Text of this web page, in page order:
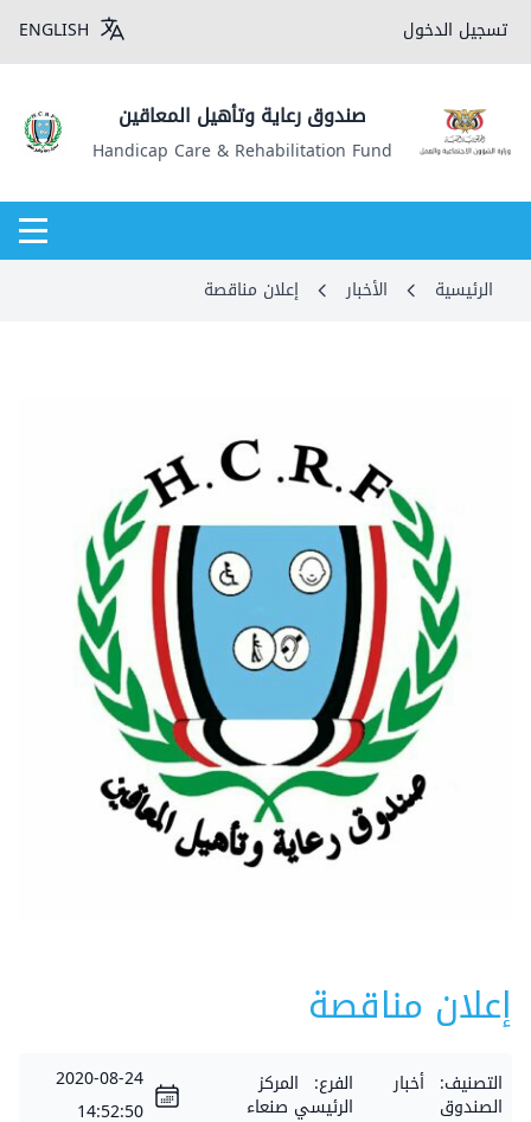
تسجيل الدخول ENGLISH
صندوق رعاية وتأهيل المعاقين
Handicap Care & Rehabilitation Fund
الرئيسية الأخبار إعلان مناقصة
إعلان مناقصة
التصنيف: أخبار
الصندوق
الفرع: المركز
الرئيسي صنعاء
2020-08-24
14:52:50